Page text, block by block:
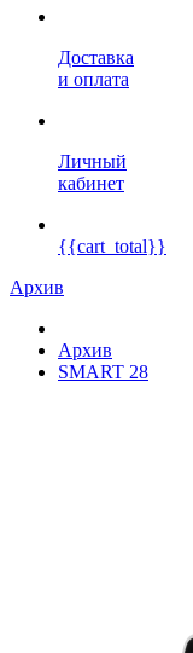
Доставка
и оплата
Личный
кабинет
{{cart_total}}
Архив
Архив
SMART 28